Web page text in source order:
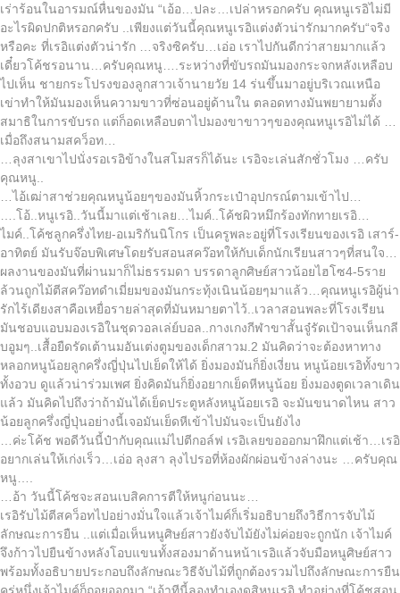
เร่าร้อนในอารมณ์หื่นของมัน “เอ้อ…ปละ…เปล่าหรอกครับ คุณหนูเรอิไม่มี
อะไรผิดปกติหรอกครับ ..เพียงแต่วันนี้คุณหนูเรอิแต่งตัวน่ารักมากครับ“จริง
หรือคะ ที่เรอิแต่งตัวน่ารัก …จริงซิครับ…เอ่อ เราไปกันดีกว่าสายมากแล้ว
เดี๋ยวโค้ชรอนาน…ครับคุณหนู….ระหว่างที่ขับรถมันมองกระจกหลังเหลือบ
ไปเห็น ชายกระโปรงของลูกสาวเจ้านายวัย 14 ร่นขึ้นมาอยู่บริเวณเหนือ
เข่าทำให้มันมองเห็นความขาวที่ซ่อนอยู่ด้านใน ตลอดทางมันพยายามตั้ง
สมาธิในการขับรถ แต่ก็อดเหลือบตาไปมองขาขาวๆของคุณหนูเรอิไม่ได้ …
เมื่อถึงสนามสคว็อท…
…ลุงสาเขาไปนั่งรอเรอิข้างในสโมสรก็ได้นะ เรอิจะเล่นสักชั่วโมง …ครับ
คุณหนู..
…ไอ้เฒ่าสาช่วยคุณหนูน้อยๆของมันหิ้วกระเป๋าอุปกรณ์ตามเข้าไป…
….โอ้..หนูเรอิ..วันนี้มาแต่เช้าเลย…ไมค์..โค้ชผิวหมึกร้องทักทายเรอิ…
ไมค์..โค้ชลูกครึ่งไทย-อเมริกันนิโกร เป็นครูพละอยู่ที่โรงเรียนของเรอิ เสาร์-
อาทิตย์ มันรับจ๊อบพิเศษโดยรับสอนสคว๊อทให้กับเด็กนักเรียนสาวๆที่สนใจ…
ผลงานของมันที่ผ่านมาก็ไม่ธรรมดา บรรดาลูกศิษย์สาวน้อยไฮโซ4-5ราย
ล้วนถูกไม้ตีสคว๊อทดำเมี่ยมของมันกระทุ้งเนินน้อยๆมาแล้ว…คุณหนูเรอิผู้น่า
รักไร้เดียงสาคือเหยื่อรายล่าสุดที่มันหมายตาไว้..เวลาสอนพละที่โรงเรียน
มันชอบแอบมองเรอิในชุดวอลเล่ย์บอล..กางเกงกีฬาขาสั้นจู๋รัดเป้าจนเห็นกลี
บอูมๆ..เสื้อยืดรัดเต้านมอันเต่งตูมของเด็กสาวม.2 มันคิดว่าจะต้องหาทาง
หลอกหนูน้อยลูกครึ่งญี่ปุ่นไปเย็ดให้ได้ ยิ่งมองมันก็ยิ่งเงี่ยน หนูน้อยเรอิทั้งขาว
ทั้งอวบ ดูแล้วน่าร่วมเพศ ยิ่งคิดมันก็ยิ่งอยากเย็ดหีหนูน้อย ยิ่งมองตูดเวลาเดิน
แล้ว มันคิดไปถึงว่าถ้ามันได้เย็ดประตูหลังหนูน้อยเรอิ จะมันขนาดไหน สาว
น้อยลูกครึ่งญี่ปุ่นอย่างนี้เจอมันเย็ดหีเข้าไปมันจะเป็นยังไง
…ค่ะโค้ช พอดีวันนี้ป๋ากับคุณแม่ไปตีกอล์ฟ เรอิเลยขอออกมาฝึกแต่เช้า…เรอิ
อยากเล่นให้เก่งเร็ว…เอ่อ ลุงสา ลุงไปรอที่ห้องผักผ่อนข้างล่างนะ …ครับคุณ
หนู….
…อ้า วันนี้โค้ชจะสอนเบสิคการตีให้หนูก่อนนะ…
เรอิรับไม้ตีสคว็อทไปอย่างมั่นใจแล้วเจ้าไมค์ก็เริ่มอธิบายถึงวิธีการจับไม้
ลักษณะการยืน ..แต่เมื่อเห็นหนูศิษย์สาวยังจับไม้ยังไม่ค่อยจะถูกนัก เจ้าไมค์
จึงก้าวไปยืนข้างหลังโอบแขนทั้งสองมาด้านหน้าเรอิแล้วจับมือหนูศิษย์สาว
พร้อมทั้งอธิบายประกอบถึงลักษณะวิธีจับไม้ที่ถูกต้องรวมไปถึงลักษณะการยืน
ครู่หนึ่งเจ้าไมค์ก็ถอยออกมา “เอ้าทีนี้ลองทำเองดูสิหนูเรอิ ทำอย่างที่โค้ชสอน